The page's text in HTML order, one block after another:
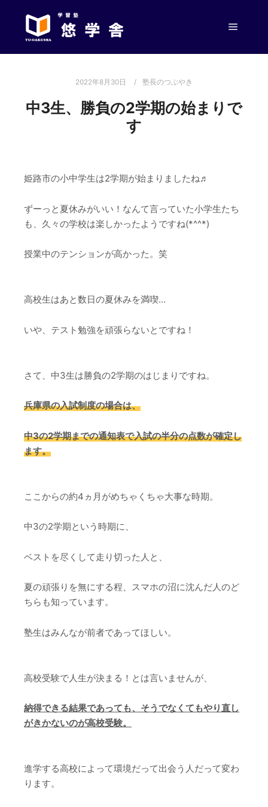
2022年8月30日 塾長のつぶやき
中3生、勝負の2学期の始まりで
す
姫路市の小中学生は2学期が始まりましたね♬
ずーっと夏休みがいい！なんて言っていた小学生たち
も、久々の学校は楽しかったようですね(*^^*)
授業中のテンションが高かった。笑
高校生はあと数日の夏休みを満喫…
いや、テスト勉強を頑張らないとですね！
さて、中3生は勝負の2学期のはじまりですね。
兵庫県の入試制度の場合は、
中3の2学期までの通知表で入試の半分の点数が確定し
ます。
ここからの約4ヵ月がめちゃくちゃ大事な時期。
中3の2学期という時期に、
ベストを尽くして走り切った人と、
夏の頑張りを無にする程、スマホの沼に沈んだ人のど
ちらも知っています。
塾生はみんなが前者であってほしい。
高校受験で人生が決まる！とは言いませんが、
納得できる結果であっても、そうでなくてもやり直し
がきかないのが高校受験。
進学する高校によって環境だって出会う人だって変わ
ります。